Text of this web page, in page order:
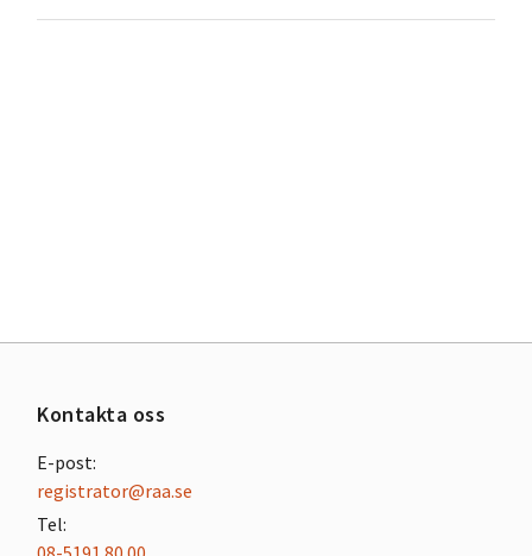
Kontakta oss
E-post:
registrator@raa.se
Tel: